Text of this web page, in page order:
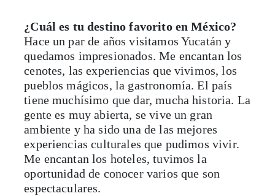
¿Cuál es tu destino favorito en México?
Hace un par de años visitamos Yucatán y
quedamos impresionados. Me encantan los
cenotes, las experiencias que vivimos, los
pueblos mágicos, la gastronomía. El país
tiene muchísimo que dar, mucha historia. La
gente es muy abierta, se vive un gran
ambiente y ha sido una de las mejores
experiencias culturales que pudimos vivir.
Me encantan los hoteles, tuvimos la
oportunidad de conocer varios que son
espectaculares.